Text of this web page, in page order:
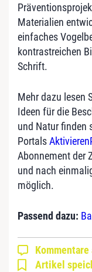
Materialien
einfaches
kontrastreichen
Schrift.
Mehr dazu lesen
Ideen für die
und Natur finden
Portals
Abonnement der
und nach
möglich.
Passend dazu:
Kommentare
Artikel